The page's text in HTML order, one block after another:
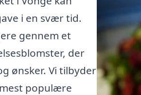
i en svær tid.
gennem et
der
ønsker. Vi tilbyder
populære